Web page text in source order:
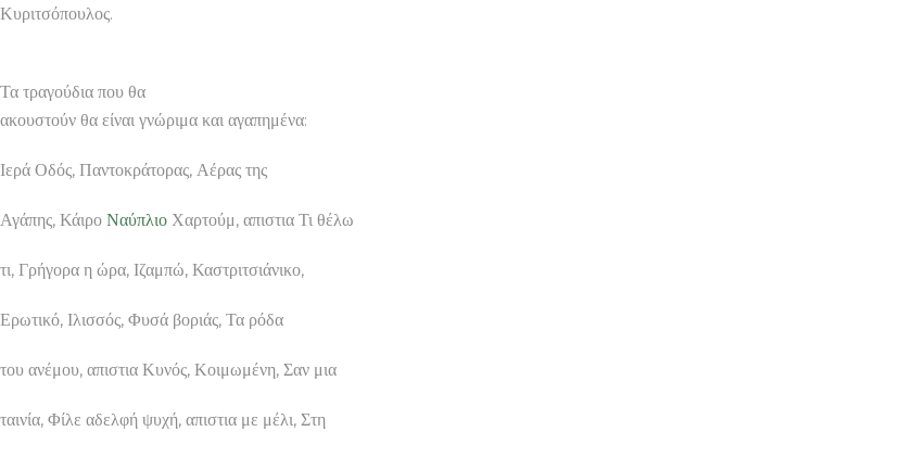
Κυριτσόπουλος.
Τα τραγούδια που θα
ακουστούν θα είναι γνώριμα και αγαπημένα:
Ιερά Οδός, Παντοκράτορας, Αέρας της
Αγάπης, Κάιρο Ναύπλιο Χαρτούμ, απιστια Τι θέλω
τι, Γρήγορα η ώρα, Ιζαμπώ, Καστριτσιάνικο,
Ερωτικό, Ιλισσός, Φυσά βοριάς, Τα ρόδα
του ανέμου, απιστια Κυνός, Κοιμωμένη, Σαν μια
ταινία, Φίλε αδελφή ψυχή, απιστια με μέλι, Στη